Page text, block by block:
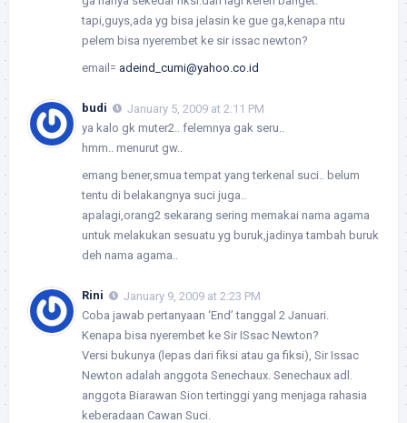
tapi,guys,ada yg bisa jelasin ke gue ga,kenapa ntu
pelem bisa nyerembet ke sir issac newton?
email= adeind_cumi@yahoo.co.id
budi
January 5, 2009 at 2:11 PM
ya kalo gk muter2.. felemnya gak seru..
hmm.. menurut gw..
emang bener,smua tempat yang terkenal suci.. belum
tentu di belakangnya suci juga..
apalagi,orang2 sekarang sering memakai nama agama
untuk melakukan sesuatu yg buruk,jadinya tambah buruk
deh nama agama..
Rini
January 9, 2009 at 2:23 PM
Coba jawab pertanyaan ‘End’ tanggal 2 Januari.
Kenapa bisa nyerembet ke Sir ISsac Newton?
Versi bukunya (lepas dari fiksi atau ga fiksi), Sir Issac
Newton adalah anggota Senechaux. Senechaux adl.
anggota Biarawan Sion tertinggi yang menjaga rahasia
keberadaan Cawan Suci.